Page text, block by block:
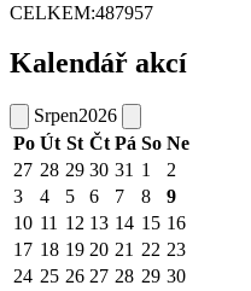
CELKEM:487957
Kalendář akcí
Srpen2026
Po Út St Čt Pá So Ne
27 28 29 30 31 1
2
3
4 5 6 7 8
9
10 11 12 13 14 15 16
17 18 19 20 21 22 23
24 25 26 27 28 29 30